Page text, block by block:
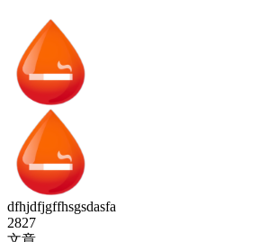
dfhjdfjgffhsgsdasfa
2827